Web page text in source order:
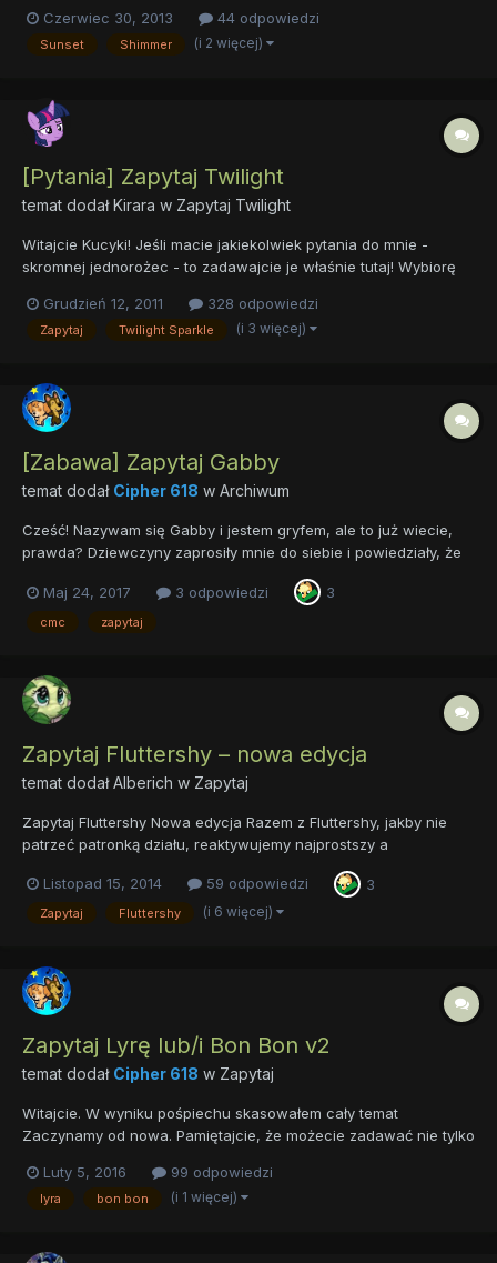
Czerwiec 30, 2013
44 odpowiedzi
Sunset Shimmer (i 2 więcej)
[Pytania] Zapytaj Twilight
temat dodałKirara w Zapytaj Twilight
Witajcie Kucyki! Jeśli macie jakiekolwiek pytania do mnie -
skromnej jednorożec - to zadawajcie je właśnie tutaj! Wybiorę
odpowiedzieć! To jawna skrzynka kontaktowa - jeśli ktoś ma
ochotę zadać mi jakieś pytanie anonimowo - proszę o wys...
Grudzień 12, 2011 328 odpowiedzi
Zapytaj Twilight Sparkle (i 3 więcej)
[Zabawa] Zapytaj Gabby
temat dodał Cipher 618 w Archiwum
Cześć! Nazywam się Gabby i jestem gryfem, ale to już wiecie,
prawda? Dziewczyny zaprosiły mnie do siebie i powiedziały, że
mogę spędzić z Wami trochę czasu odpowiadając na
najróżniejsze pytania. Aha, kolorek pożyczyłam od Apple Bloom.
Była na tyle miła, że mogę go tutaj używać. Mam nadzieję, że
Maj 24, 2017 3 odpowiedzi 3
cmc zapytaj
Zapytaj Fluttershy – nowa edycja
temat dodałAlberich w Zapytaj
Zapytaj Fluttershy Nowa edycja Razem z Fluttershy, jakby nie
patrzeć patronką działu, reaktywujemy najprostszy a
klasyczna zapytajka. Wszystkie stare pytania wylądowały w
ciepłym i przytulnym archiwum, zaczynamy od zera. Zanim
Listopad 15, 2014 59 odpowiedzi 3
Zapytaj Fluttershy (i 6 więcej)
Zapytaj Lyrę lub/i Bon Bon v2
temat dodał Cipher 618 w Zapytaj
Witajcie. W wyniku pośpiechu skasowałem cały temat
Zaczynamy od nowa. Pamiętajcie, że możecie zadawać nie tylko
pytanie dotyczy tylko jednej postaci, użyjcie imienia. Ewentualnie
"Do Lyry", "Do Bon Bon". Dzięki temu unikniemy pomyłek...
Luty 5, 2016 99 odpowiedzi
lyra bon bon (i 1 więcej)